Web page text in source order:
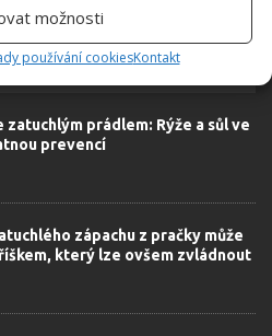
možnosti
používání cookiesKontakt
zatuchlým prádlem: Rýže a sůl ve
prevencí
zápachu z pračky může
který lze ovšem zvládnout